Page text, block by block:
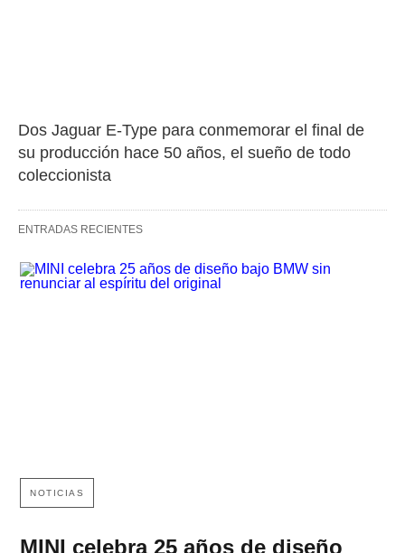
Dos Jaguar E-Type para conmemorar el final de
su producción hace 50 años, el sueño de todo
coleccionista
ENTRADAS RECIENTES
NOTICIAS
MINI celebra 25 años de diseño